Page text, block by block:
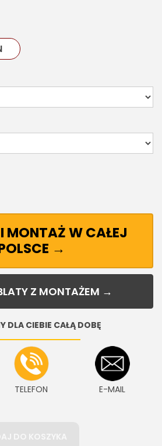
MONTAŻ W CAŁEJ
→
Z MONTAŻEM →
DLA CIEBIE CAŁĄ DOBĘ
TELEFON E-MAIL